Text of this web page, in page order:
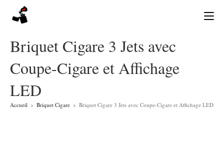
Briquet Cigare 3 Jets avec
Coupe-Cigare et Affichage
LED
Accueil > Briquet Cigare > Briquet Cigare 3 Jets avec Coupe-Cigare et Affichage LED